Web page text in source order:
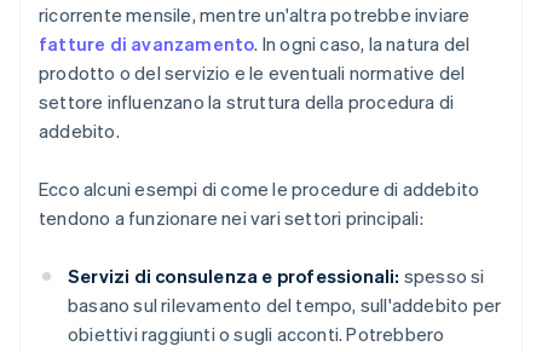
ricorrente mensile, mentre un'altra potrebbe inviare
fatture di avanzamento. In ogni caso, la natura del
prodotto o del servizio e le eventuali normative del
settore influenzano la struttura della procedura di
addebito.
Ecco alcuni esempi di come le procedure di addebito
tendono a funzionare nei vari settori principali:
Servizi di consulenza e professionali: spesso si
basano sul rilevamento del tempo, sull'addebito per
obiettivi raggiunti o sugli acconti. Potrebbero